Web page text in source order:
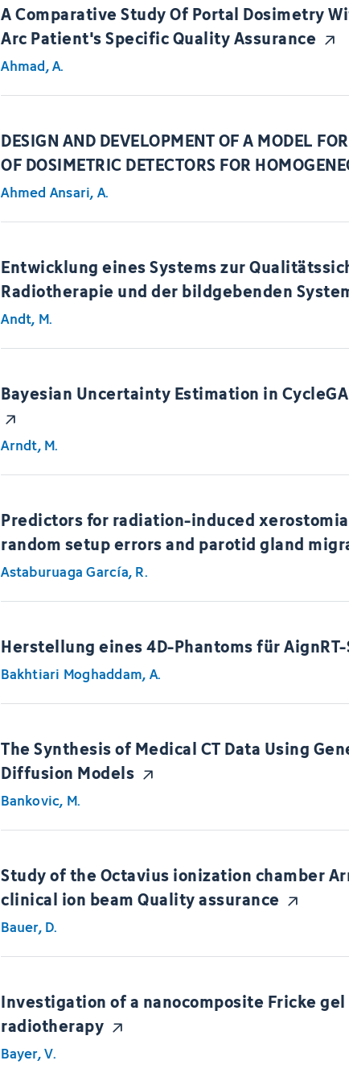
A Comparative Study Of Portal Dosimetry
Arc Patient's Specific Quality Assurance
Ahmad, A.
DESIGN AND DEVELOPMENT OF A MODEL
OF DOSIMETRIC DETECTORS FOR
Ahmed Ansari, A.
Entwicklung eines Systems zur
Radiotherapie und der bildgebenden
Andt, M.
Bayesian Uncertainty Estimation in
Arndt, M.
Predictors for radiation-induced
random setup errors and parotid gland
Astaburuaga García, R.
Herstellung eines 4D-Phantoms für AignRT-
Bakhtiari Moghaddam, A.
The Synthesis of Medical CT Data Using
Diffusion Models
Bankovic, M.
Study of the Octavius ionization chamber
clinical ion beam Quality assurance
Bauer, D.
Investigation of a nanocomposite Fricke
radiotherapy
Bayer, V.